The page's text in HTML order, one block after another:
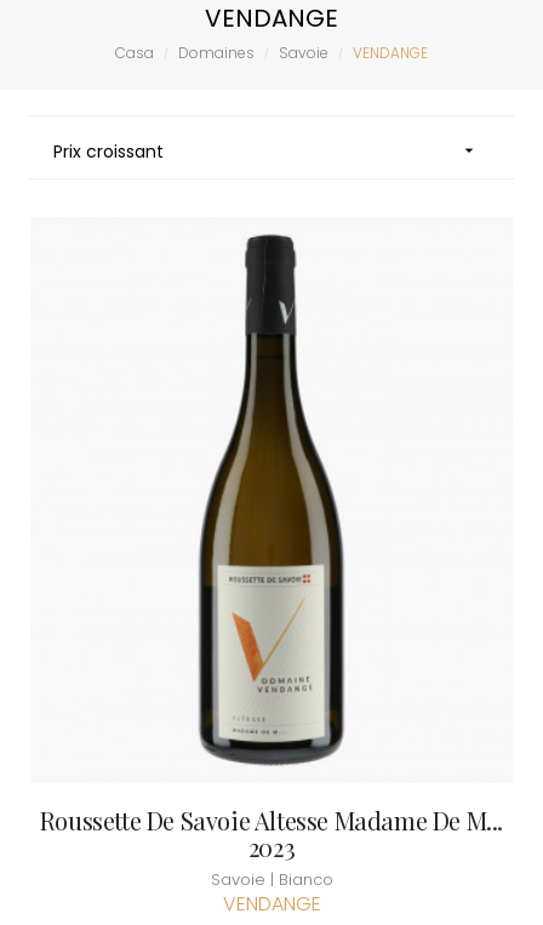
VENDANGE
Casa Domaines Savoie VENDANGE
Prix croissant 
Roussette De Savoie Altesse Madame De M...
2023
Savoie | Bianco
VENDANGE